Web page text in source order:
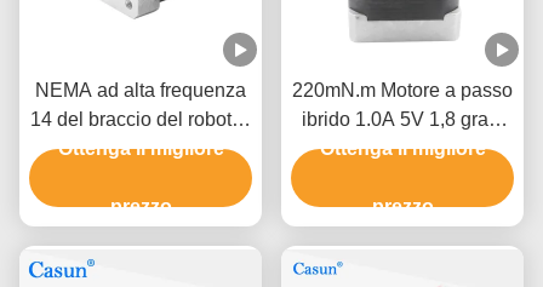
NEMA ad alta frequenza
14 del braccio del robot di
BANCOMAT del motore
Casun
Ottenga il migliore
prezzo
220mN.m Motore a passo
ibrido 1.0A 5V 1,8 gradi
quattro fili
Ottenga il migliore
prezzo